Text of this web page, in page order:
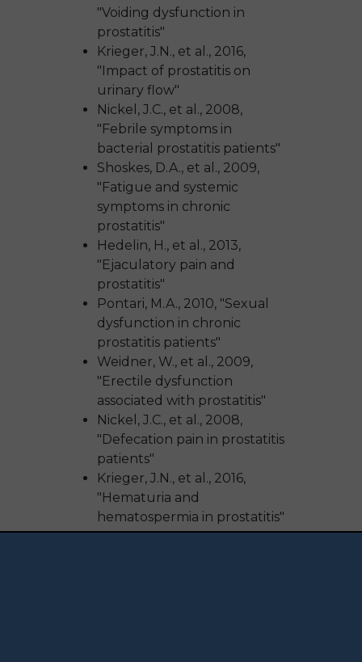
"Voiding dysfunction in
prostatitis"
Krieger, J.N., et al., 2016,
"Impact of prostatitis on
urinary flow"
Nickel, J.C., et al., 2008,
"Febrile symptoms in
bacterial prostatitis patients"
Shoskes, D.A., et al., 2009,
"Fatigue and systemic
symptoms in chronic
prostatitis"
Hedelin, H., et al., 2013,
"Ejaculatory pain and
prostatitis"
Pontari, M.A., 2010, "Sexual
dysfunction in chronic
prostatitis patients"
Weidner, W., et al., 2009,
"Erectile dysfunction
associated with prostatitis"
Nickel, J.C., et al., 2008,
"Defecation pain in prostatitis
patients"
Krieger, J.N., et al., 2016,
"Hematuria and
hematospermia in prostatitis"